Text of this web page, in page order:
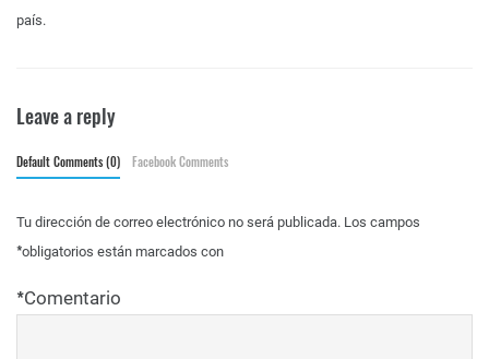
país.
Leave a reply
Default Comments (0) Facebook Comments
Tu dirección de correo electrónico no será publicada. Los campos
obligatorios están marcados con
*
Comentario
*